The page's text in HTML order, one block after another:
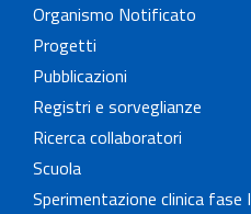
Organismo Notificato
Progetti
Pubblicazioni
Registri e sorveglianze
Ricerca collaboratori
Scuola
Sperimentazione clinica fase I